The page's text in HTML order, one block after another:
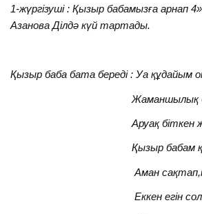
1-жүргізуші : Қызыр бабамызға арнап
Азанова Ділдә күй тартады.
Қызыр баба бата береді : Уа құдайым
Жаманшылық
Аруақ біткен жар
Қызыр бабам
Аман сақтап,төл
Еккен егін